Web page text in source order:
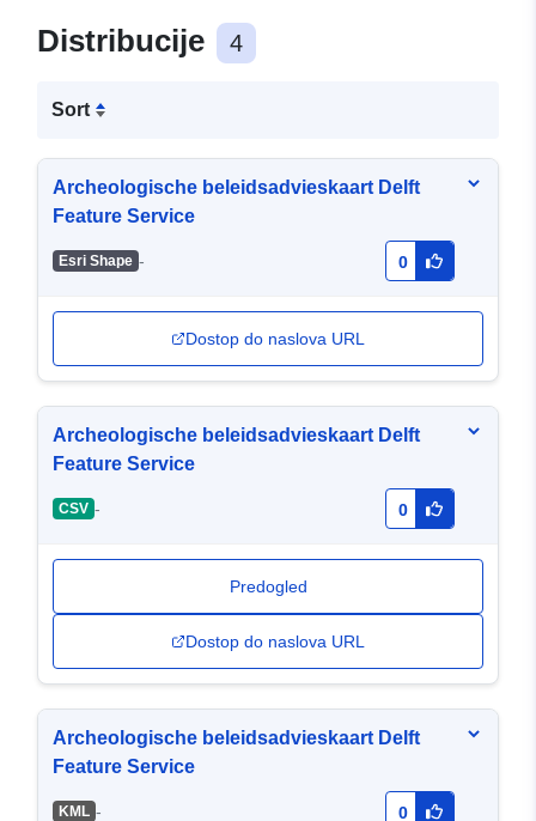
Distribucije 4
Sort
Archeologische beleidsadvieskaart Delft
Feature Service
Esri Shape - 0
Dostop do naslova URL
Archeologische beleidsadvieskaart Delft
Feature Service
CSV - 0
Predogled
Dostop do naslova URL
Archeologische beleidsadvieskaart Delft
Feature Service
KML - 0